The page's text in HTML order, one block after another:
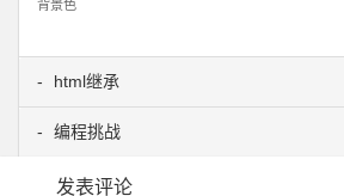
背景色
html继承
编程挑战
发表评论